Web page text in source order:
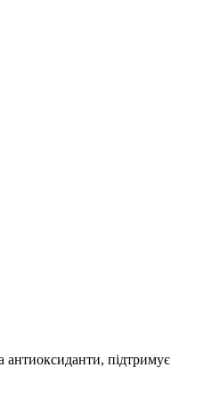
антиоксиданти, підтримує